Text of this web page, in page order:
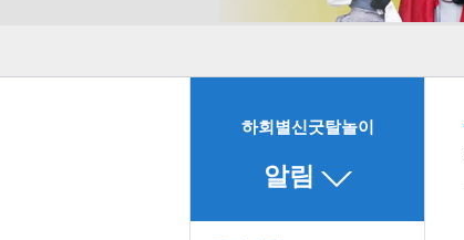
하회별신굿탈놀이
알림